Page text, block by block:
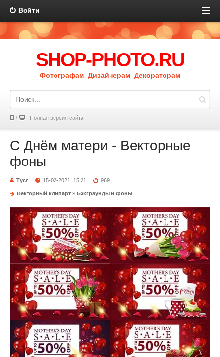
Войти
SHOP-PHOTO.RU
Фотографам Дизайнерам Декораторам
Полная версия сайта
С Днём матери - Векторные
фоны
Туся 15-02-2021, 15:21 969
Векторный клипарт » Бэкграунды и фоны